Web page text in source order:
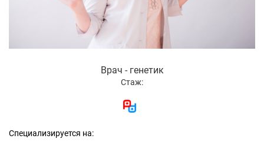
Врач - генетик
Стаж:
Специализируется на: